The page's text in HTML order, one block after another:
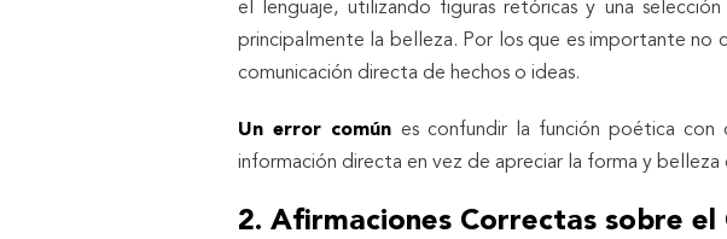
el lenguaje, utilizando figuras retóricas y una
principalmente la belleza. Por los que es importante no
comunicación directa de hechos o ideas.
Un error común es confundir la función poética con
información directa en vez de apreciar la forma y belleza
2. Afirmaciones Correctas sobre el